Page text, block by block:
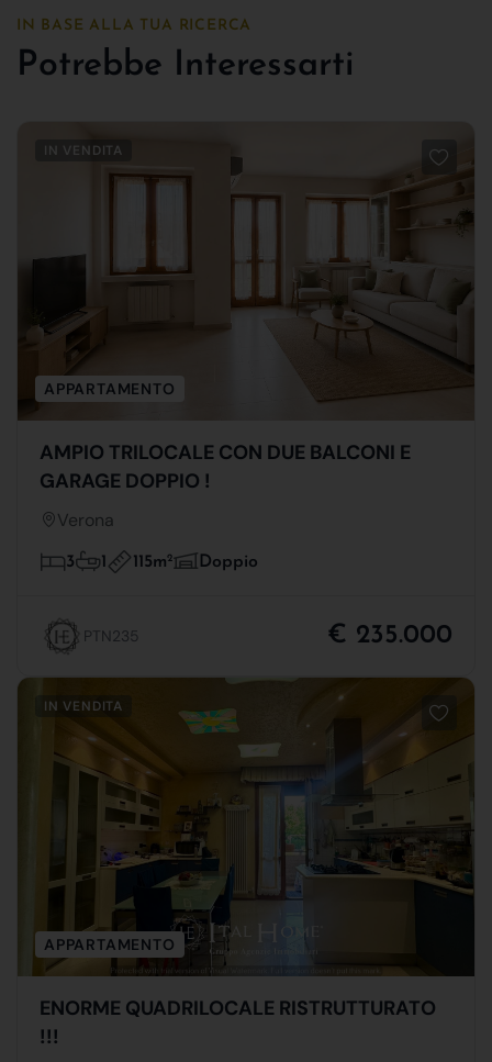
IN BASE ALLA TUA RICERCA
Potrebbe Interessarti
IN VENDITA
APPARTAMENTO
AMPIO TRILOCALE CON DUE BALCONI E
GARAGE DOPPIO !
Verona
3 1 115m2 Doppio
PTN235 € 235.000
IN VENDITA
APPARTAMENTO
ENORME QUADRILOCALE RISTRUTTURATO
!!!